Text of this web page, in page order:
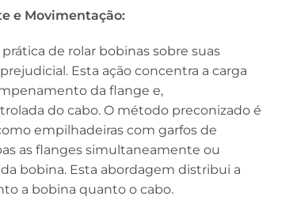
e Movimentação:
de rolar bobinas sobre suas
Esta ação concentra a carga
da flange e,
do cabo. O método preconizado é
empilhadeiras com garfos de
as flanges simultaneamente ou
bobina. Esta abordagem distribui a
a bobina quanto o cabo.